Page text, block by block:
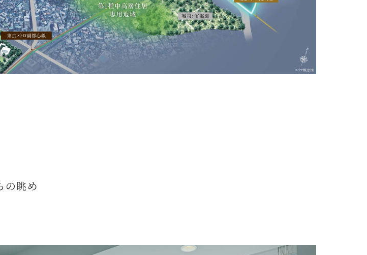
の眺め